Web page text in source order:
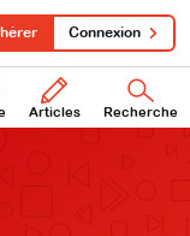
Articles Recherche
Connexion